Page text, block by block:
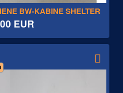
BW-KABINE SHELTER
EUR